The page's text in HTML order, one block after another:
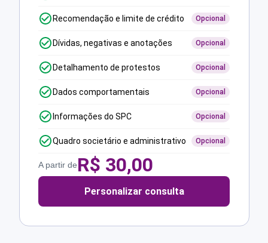
Recomendação e limite de crédito Opcional
Dívidas, negativas e anotações Opcional
Detalhamento de protestos Opcional
Dados comportamentais Opcional
Informações do SPC Opcional
Quadro societário e administrativo Opcional
A partir deR$ 30,00
Personalizar consulta